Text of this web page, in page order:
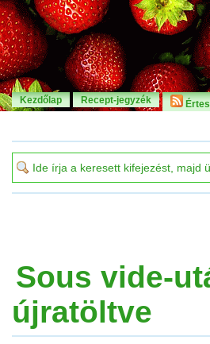
Kezdőlap Recept-jegyzék
Sous vide-
újratöltve